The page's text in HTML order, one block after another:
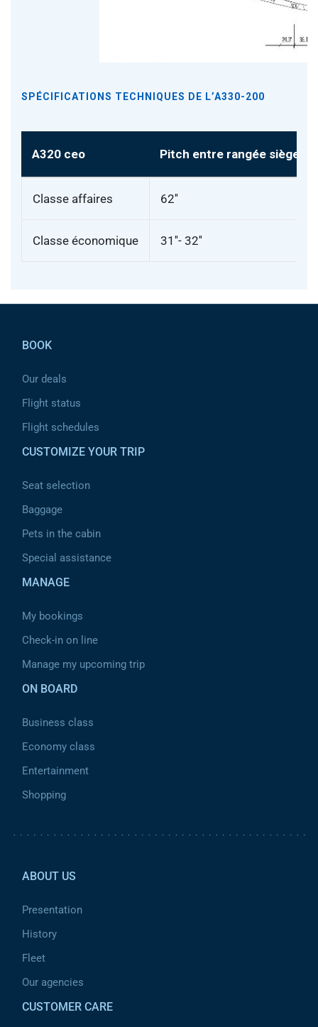
SPÉCIFICATIONS TECHNIQUES DE L’A330-200
A320 ceo Pitch entre rangée sièges
Classe affaires 62''
Classe économique 31''- 32''
BOOK
Our deals
Flight status
Flight schedules
CUSTOMIZE YOUR TRIP
Seat selection
Baggage
Pets in the cabin
Special assistance
MANAGE
My bookings
Check-in on line
Manage my upcoming trip
ON BOARD
Business class
Economy class
Entertainment
Shopping
ABOUT US
Presentation
History
Fleet
Our agencies
CUSTOMER CARE